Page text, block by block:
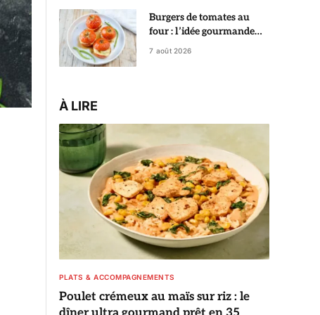
Burgers de tomates au
four : l’idée gourmande
qui change des tomates
7 août 2026
À LIRE
PLATS & ACCOMPAGNEMENTS
Poulet crémeux au maïs sur riz : le